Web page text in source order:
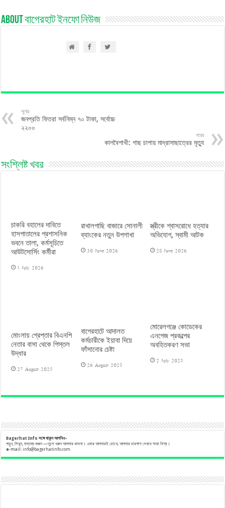
About বাগেরহাট ইনফো নিউজ
পূর্বের
জনপ্রতি ফিতরা সর্বনিম্ন ৭০ টাকা, সর্বোচ্চ
২২০০
পরের
কালবৈশাখী: গাছ চাপায় মাদ্রাসাছাত্রের মৃত্যু
সংশ্লিষ্ট খবর
চাকরি বহালের দাবিতে
হাসপাতালের প্রশাসনিক
ভবনে তালা, কর্মসূচিতে
আউটসোর্সিং কর্মীরা
1 July 2026
রাখালগাছি বাজারে সোনালী
ব্যাংকের নতুন উপশাখা
30 June 2026
স্ত্রীকে শ্বাসরোধে হত্যার
অভিযোগ, স্বামী আটক
28 June 2026
মোংলায় গ্রেপ্তার বিএনপি
নেতার বাসা থেকে পিস্তল
উদ্ধার
27 August 2025
বাগেরহাটে আদালত
কর্মচারীকে ইয়াবা দিয়ে
ফাঁসানোর চেষ্টা
26 August 2025
মোরেলগঞ্জে কোডেকের
এনগেজ প্রকল্পের
অবহিতকরণ সভা
2 July 2025
Bagerhat Info সঙ্গেথাকুনআপনিও-
পড়ুন, লিখুন, মন্তব্য করুন —তুলে ধরুন আপনার ভাবনা। এবার আপনারই চোখে, আপনার চারপাশ দেখবে সারা বিশ্ব।
e-mail:info@bagerhatinfo.com